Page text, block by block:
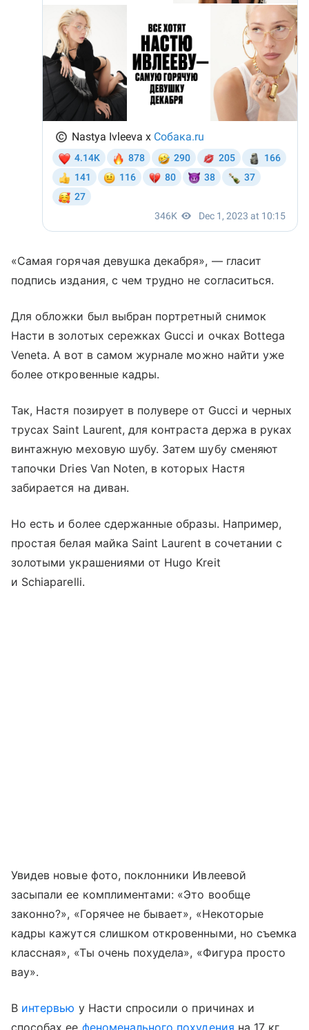
«Самая горячая девушка декабря», — гласит
подпись издания, с чем трудно не согласиться.
Для обложки был выбран портретный снимок
Насти в золотых сережках Gucci и очках Bottega
Veneta. А вот в самом журнале можно найти уже
более откровенные кадры.
Так, Настя позирует в полувере от Gucci и черных
трусах Saint Laurent, для контраста держа в руках
винтажную меховую шубу. Затем шубу сменяют
тапочки Dries Van Noten, в которых Настя
забирается на диван.
Но есть и более сдержанные образы. Например,
простая белая майка Saint Laurent в сочетании с
золотыми украшениями от Hugo Kreit
и Schiaparelli.
Увидев новые фото, поклонники Ивлеевой
засыпали ее комплиментами: «Это вообще
законно?», «Горячее не бывает», «Некоторые
кадры кажутся слишком откровенными, но съемка
классная», «Ты очень похудела», «Фигура просто
вау».
В интервью у Насти спросили о причинах и
способах ее феноменального похудения на 17 кг.